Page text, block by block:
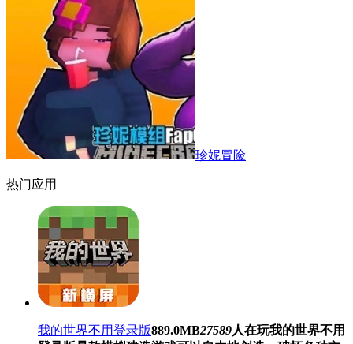
珍妮冒险
热门应用
我的世界不用登录版889.0MB27589人在玩我的世界不用